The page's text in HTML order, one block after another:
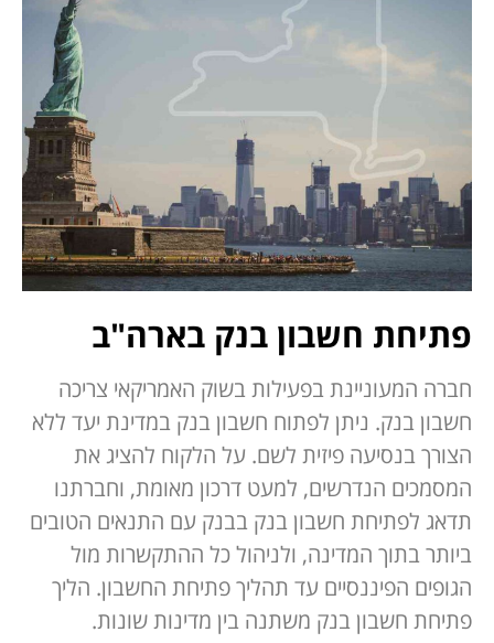
פתיחת חשבון בנק בארה"ב
חברה המעוניינת בפעילות בשוק האמריקאי צריכה
חשבון בנק. ניתן לפתוח חשבון בנק במדינת יעד ללא
הצורך בנסיעה פיזית לשם. על הלקוח להציג את
המסמכים הנדרשים, למעט דרכון מאומת, וחברתנו
תדאג לפתיחת חשבון בנק בבנק עם התנאים הטובים
ביותר בתוך המדינה, ולניהול כל ההתקשרות מול
הגופים הפיננסיים עד תהליך פתיחת החשבון. הליך
פתיחת חשבון בנק משתנה בין מדינות שונות.